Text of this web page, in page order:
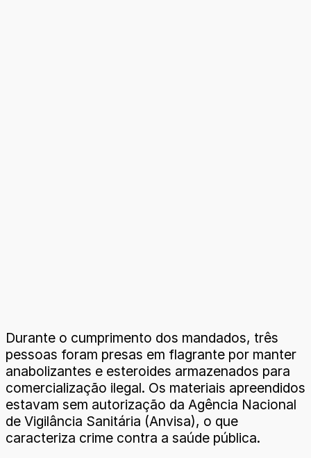
Durante o cumprimento dos mandados, três
pessoas foram presas em flagrante por manter
anabolizantes e esteroides armazenados para
comercialização ilegal. Os materiais apreendidos
estavam sem autorização da Agência Nacional
de Vigilância Sanitária (Anvisa), o que
caracteriza crime contra a saúde pública.